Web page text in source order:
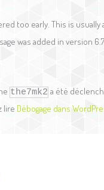
too early. This is
was added in version
the7mk2 a été
lire Débogage dans
Services Aux